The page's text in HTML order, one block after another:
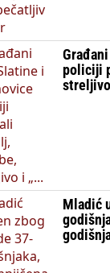
policiji
Mladić